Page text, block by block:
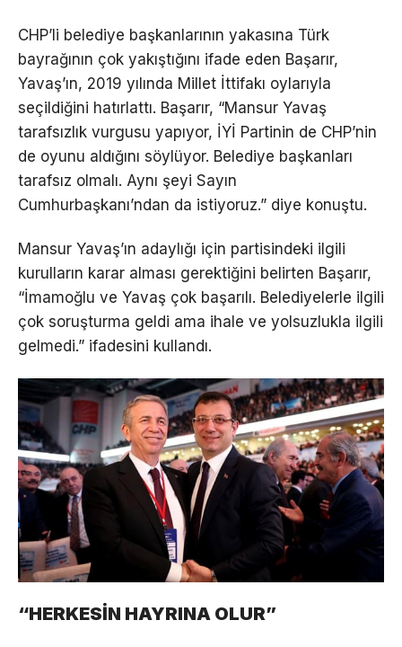
CHP’li belediye başkanlarının yakasına Türk
bayrağının çok yakıştığını ifade eden Başarır,
Yavaş’ın, 2019 yılında Millet İttifakı oylarıyla
seçildiğini hatırlattı. Başarır, “Mansur Yavaş
tarafsızlık vurgusu yapıyor, İYİ Partinin de CHP’nin
de oyunu aldığını söylüyor. Belediye başkanları
tarafsız olmalı. Aynı şeyi Sayın
Cumhurbaşkanı’ndan da istiyoruz.” diye konuştu.
Mansur Yavaş’ın adaylığı için partisindeki ilgili
kurulların karar alması gerektiğini belirten Başarır,
“İmamoğlu ve Yavaş çok başarılı. Belediyelerle ilgili
çok soruşturma geldi ama ihale ve yolsuzlukla ilgili
gelmedi.” ifadesini kullandı.
“HERKESİN HAYRINA OLUR”